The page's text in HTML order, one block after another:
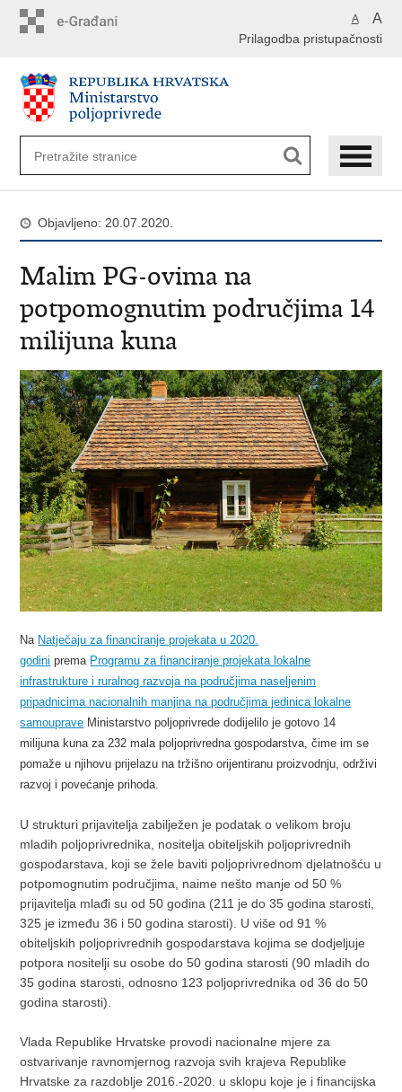
A A
Prilagodba pristupačnosti
Objavljeno: 20.07.2020.
Malim PG-ovima na
potpomognutim područjima 14
milijuna kuna
Na Natječaju za financiranje projekata u 2020.
godini prema Programu za financiranje projekata lokalne
infrastrukture i ruralnog razvoja na područjima naseljenim
pripadnicima nacionalnih manjina na područjima jedinica lokalne
samouprave Ministarstvo poljoprivrede dodijelilo je gotovo 14
milijuna kuna za 232 mala poljoprivredna gospodarstva, čime im se
pomaže u njihovu prijelazu na tržišno orijentiranu proizvodnju, održivi
razvoj i povećanje prihoda.
U strukturi prijavitelja zabilježen je podatak o velikom broju
mladih poljoprivrednika, nositelja obiteljskih poljoprivrednih
gospodarstava, koji se žele baviti poljoprivrednom djelatnošću u
potpomognutim područjima, naime nešto manje od 50 %
prijavitelja mlađi su od 50 godina (211 je do 35 godina starosti,
325 je između 36 i 50 godina starosti). U više od 91 %
obiteljskih poljoprivrednih gospodarstava kojima se dodjeljuje
potpora nositelji su osobe do 50 godina starosti (90 mladih do
35 godina starosti, odnosno 123 poljoprivrednika od 36 do 50
godina starosti).
Vlada Republike Hrvatske provodi nacionalne mjere za
ostvarivanje ravnomjernog razvoja svih krajeva Republike
Hrvatske za razdoblje 2016.-2020. u sklopu koje je i financijska